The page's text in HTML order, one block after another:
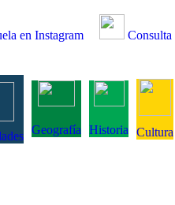
en Instagram
Consulta
Geografía Historia Cultura